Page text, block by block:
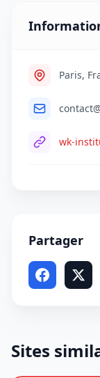
Paris,
wk-
Partager
Sites